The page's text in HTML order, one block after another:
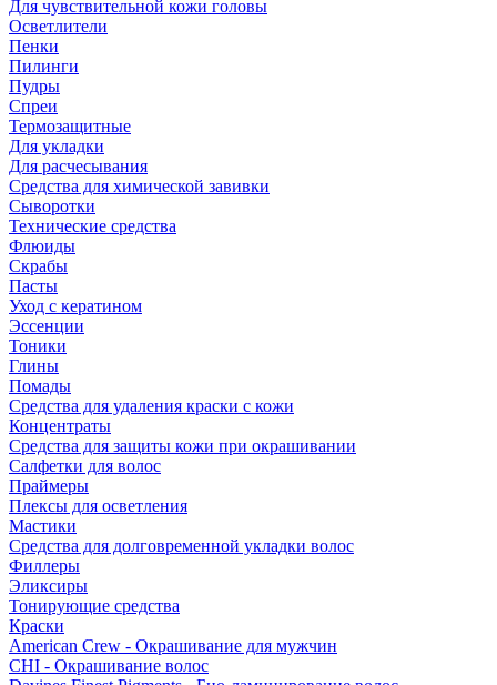
Для чувствительной кожи головы
Осветлители
Пенки
Пилинги
Пудры
Спреи
Термозащитные
Для укладки
Для расчесывания
Средства для химической завивки
Сыворотки
Технические средства
Флюиды
Скрабы
Пасты
Уход с кератином
Эссенции
Тоники
Глины
Помады
Средства для удаления краски с кожи
Концентраты
Средства для защиты кожи при окрашивании
Салфетки для волос
Праймеры
Плексы для осветления
Мастики
Средства для долговременной укладки волос
Филлеры
Эликсиры
Тонирующие средства
Краски
American Crew - Окрашивание для мужчин
CHI - Окрашивание волос